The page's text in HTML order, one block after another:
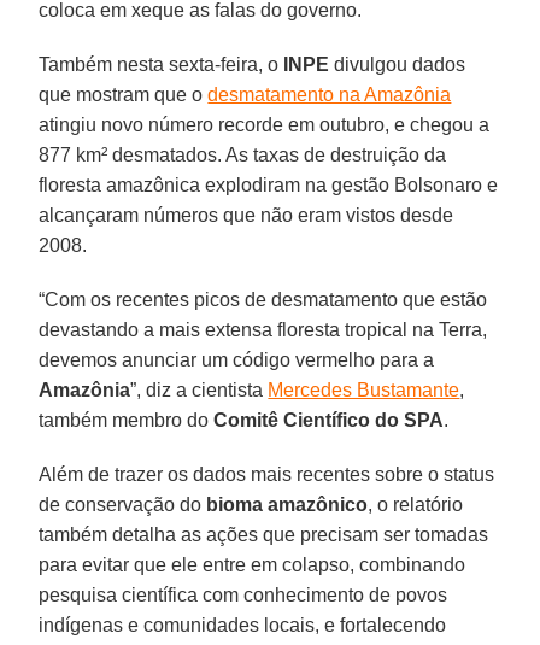
coloca em xeque as falas do governo.
Também nesta sexta-feira, o INPE divulgou dados
que mostram que odesmatamento na Amazônia
atingiu novo número recorde em outubro, e chegou a
877 km² desmatados. As taxas de destruição da
floresta amazônica explodiram na gestão Bolsonaro e
alcançaram números que não eram vistos desde
2008.
“Com os recentes picos de desmatamento que estão
devastando a mais extensa floresta tropical na Terra,
devemos anunciar um código vermelho para a
Amazônia”, diz a cientista Mercedes Bustamante,
também membro doComitê Científico do SPA.
Além de trazer os dados mais recentes sobre o status
de conservação do bioma amazônico, o relatório
também detalha as ações que precisam ser tomadas
para evitar que ele entre em colapso, combinando
pesquisa científica com conhecimento de povos
indígenas e comunidades locais, e fortalecendo